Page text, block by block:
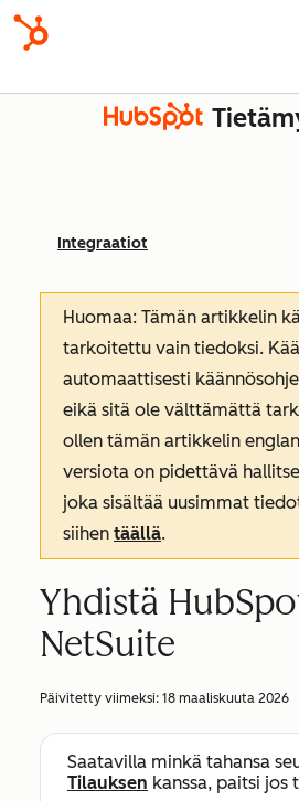
Integraatiot
Huomaa: Tämän artikkelin
tarkoitettu vain tiedoksi.
automaattisesti
eikä sitä ole välttämättä
ollen tämän artikkelin
versiota on pidettävä
joka sisältää uusimmat
siihen täällä.
Yhdistä
NetSuite
Päivitetty viimeksi: 18 maaliskuuta 2026
Saatavilla minkä tahansa
Tilauksen kanssa, paitsi jos